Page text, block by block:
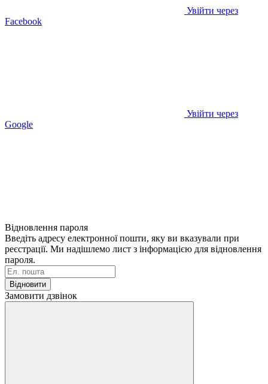
Увійти через
Facebook
Увійти через
Google
Відновлення пароля
Введіть адресу електронної пошти, яку ви вказували при
реєстрації. Ми надішлемо лист з інформацією для відновлення
пароля.
Відновити
Замовити дзвінок